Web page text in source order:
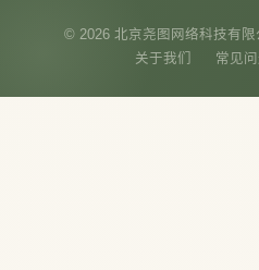
© 2026 北京尧图网络科技有
关于我们
常见